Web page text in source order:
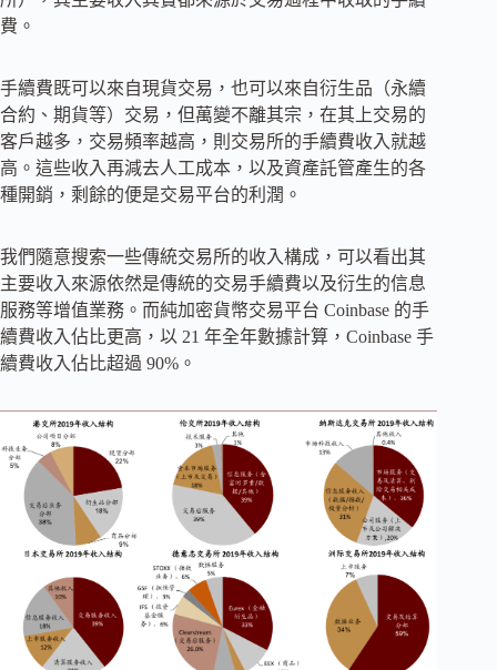
費。
手續費既可以來自現貨交易，也可以來自衍生品（永續
合約、期貨等）交易，但萬變不離其宗，在其上交易的
客戶越多，交易頻率越高，則交易所的手續費收入就越
高。這些收入再減去人工成本，以及資產託管產生的各
種開銷，剩餘的便是交易平台的利潤。
我們隨意搜索一些傳統交易所的收入構成，可以看出其
主要收入來源依然是傳統的交易手續費以及衍生的信息
服務等增值業務。而純加密貨幣交易平台 Coinbase 的手
續費收入佔比更高，以 21 年全年數據計算，Coinbase 手
續費收入佔比超過 90%。